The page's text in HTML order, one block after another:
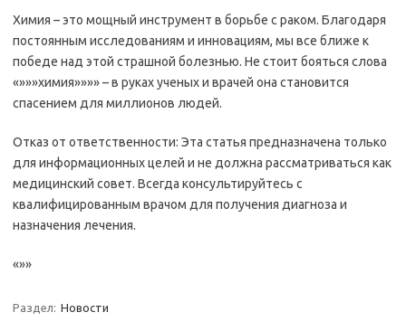
Химия – это мощный инструмент в борьбе с раком. Благодаря
постоянным исследованиям и инновациям, мы все ближе к
победе над этой страшной болезнью. Не стоит бояться слова
«»»»химия»»»» – в руках ученых и врачей она становится
спасением для миллионов людей.
Отказ от ответственности: Эта статья предназначена только
для информационных целей и не должна рассматриваться как
медицинский совет. Всегда консультируйтесь с
квалифицированным врачом для получения диагноза и
назначения лечения.
«»»
Раздел: Новости